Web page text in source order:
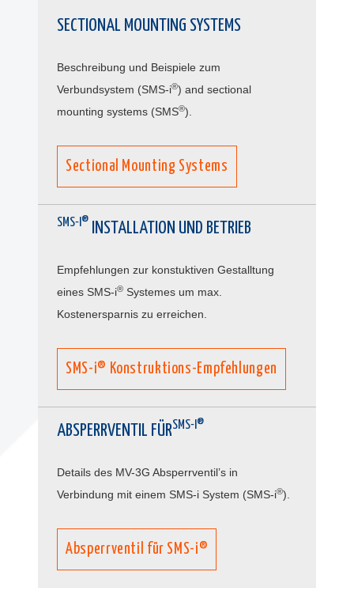
SECTIONAL MOUNTING SYSTEMS
Beschreibung und Beispiele zum
Verbundsystem (SMS-i®) and sectional
mounting systems (SMS®).
Sectional Mounting Systems
SMS-I® INSTALLATION UND BETRIEB
Empfehlungen zur konstuktiven Gestalltung
eines SMS-i® Systemes um max.
Kostenersparnis zu erreichen.
SMS-i® Konstruktions-Empfehlungen
ABSPERRVENTIL FÜRSMS-I®
Details des MV-3G Absperrventil’s in
Verbindung mit einem SMS-i System (SMS-i®).
Absperrventil für SMS-i®